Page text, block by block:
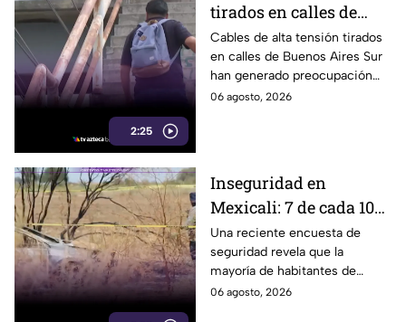
2:25
tirados en calles de
Buenos Aires Sur
representan un riesgo
para peatones en
Tijuana
Cables de alta tensión tirados
en calles de Buenos Aires Sur
han generado preocupación
entre vecinos, luego de que un
06 agosto, 2026
Inseguridad en
Mexicali: 7 de cada 10
habitantes sienten
temor de vivir en la
capital cachanilla
Una reciente encuesta de
seguridad revela que la
mayoría de habitantes de
Mexicali mantiene una
06 agosto, 2026